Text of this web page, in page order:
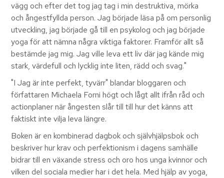
vägg och efter det tog jag tag i min destruktiva, mörka
och ångestfyllda person. Jag började läsa på om personlig
utveckling, jag började gå till en psykolog och jag började
yoga för att nämna några viktiga faktorer. Framför allt så
bestämde jag mig. Jag ville leva ett liv där jag kände mig
stark, värdefull och lycklig inte liten, rädd och svag."
"I Jag är inte perfekt, tyvärr" blandar bloggaren och
författaren Michaela Forni högt och lågt allt ifrån råd och
actionplaner när ångesten slår till till hur det känns att
faktiskt inte vilja leva längre.
Boken är en kombinerad dagbok och självhjälpsbok och
beskriver hur krav och perfektionism i dagens samhälle
bidrar till en växande stress och oro hos unga kvinnor och
vilken del sociala medier har i det hela. Med hjälp av yoga,